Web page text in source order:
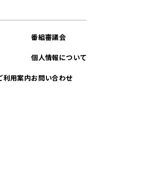
年12月
年11月
利用案内
番組審議会
個人情報について
お問い合わせ